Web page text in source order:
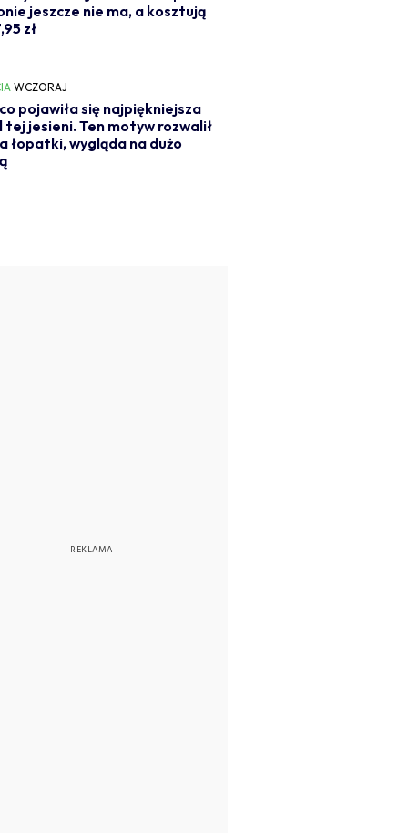
jeszcze nie ma, a kosztują
zł
WCZORAJ
pojawiła się najpiękniejsza
tej jesieni. Ten motyw rozwalił
łopatki, wygląda na dużo